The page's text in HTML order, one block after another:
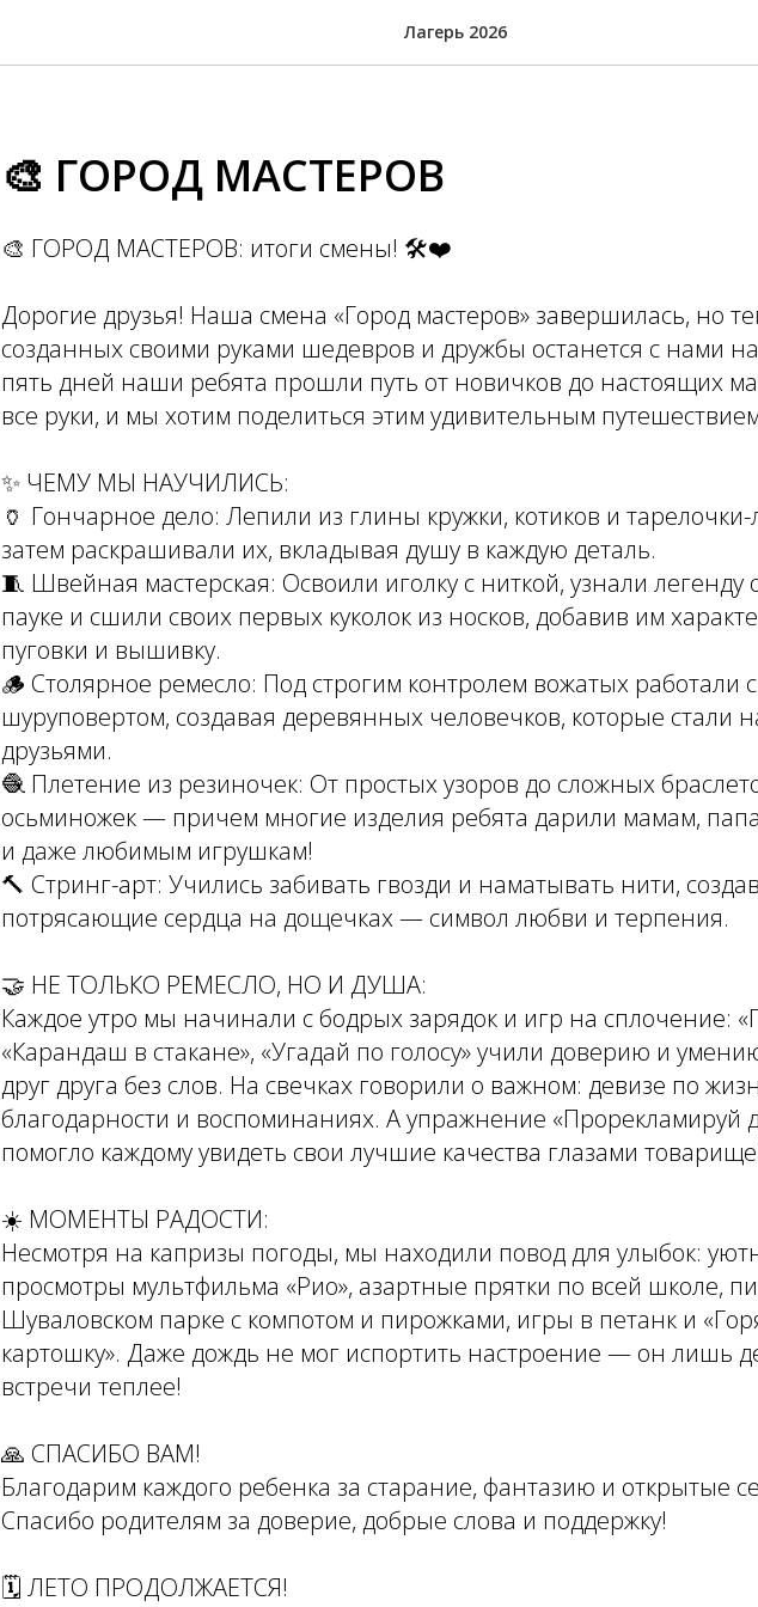
Лагерь 2026
🎨 ГОРОД МАСТЕРОВ
🎨 ГОРОД МАСТЕРОВ: итоги смены! 🛠️❤️
Дорогие друзья! Наша смена «Город мастеров» завершилась, но
созданных своими руками шедевров и дружбы останется с нами
пять дней наши ребята прошли путь от новичков до настоящих
все руки, и мы хотим поделиться этим удивительным
✨ ЧЕМУ МЫ НАУЧИЛИСЬ:
🏺 Гончарное дело: Лепили из глины кружки, котиков и тарелочки-
затем раскрашивали их, вкладывая душу в каждую деталь.
🧵 Швейная мастерская: Освоили иголку с ниткой, узнали легенду
пауке и сшили своих первых куколок из носков, добавив им
пуговки и вышивку.
🪵 Столярное ремесло: Под строгим контролем вожатых работали
шуруповертом, создавая деревянных человечков, которые стали
друзьями.
🧶 Плетение из резиночек: От простых узоров до сложных
осьминожек — причем многие изделия ребята дарили мамам,
и даже любимым игрушкам!
🔨 Стринг-арт: Учились забивать гвозди и наматывать нити,
потрясающие сердца на дощечках — символ любви и терпения.
🤝 НЕ ТОЛЬКО РЕМЕСЛО, НО И ДУША:
Каждое утро мы начинали с бодрых зарядок и игр на сплочение:
«Карандаш в стакане», «Угадай по голосу» учили доверию и
друг друга без слов. На свечках говорили о важном: девизе по
благодарности и воспоминаниях. А упражнение «Прорекламируй
помогло каждому увидеть свои лучшие качества глазами
☀️ МОМЕНТЫ РАДОСТИ:
Несмотря на капризы погоды, мы находили повод для улыбок:
просмотры мультфильма «Рио», азартные прятки по всей школе,
Шуваловском парке с компотом и пирожками, игры в петанк и
картошку». Даже дождь не мог испортить настроение — он лишь
встречи теплее!
🙏 СПАСИБО ВАМ!
Благодарим каждого ребенка за старание, фантазию и открытые
Спасибо родителям за доверие, добрые слова и поддержку!
🗓️ ЛЕТО ПРОДОЛЖАЕТСЯ!